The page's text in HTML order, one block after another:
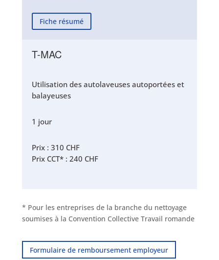
Fiche résumé
T-MAC
Utilisation des autolaveuses autoportées et
balayeuses
1 jour
Prix : 310 CHF
Prix CCT* : 240 CHF
* Pour les entreprises de la branche du nettoyage
soumises à la Convention Collective Travail romande
Formulaire de remboursement employeur